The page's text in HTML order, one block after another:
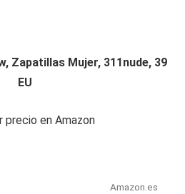
Zapatillas Mujer, 311nude, 39
EU
precio en Amazon
Amazon.es